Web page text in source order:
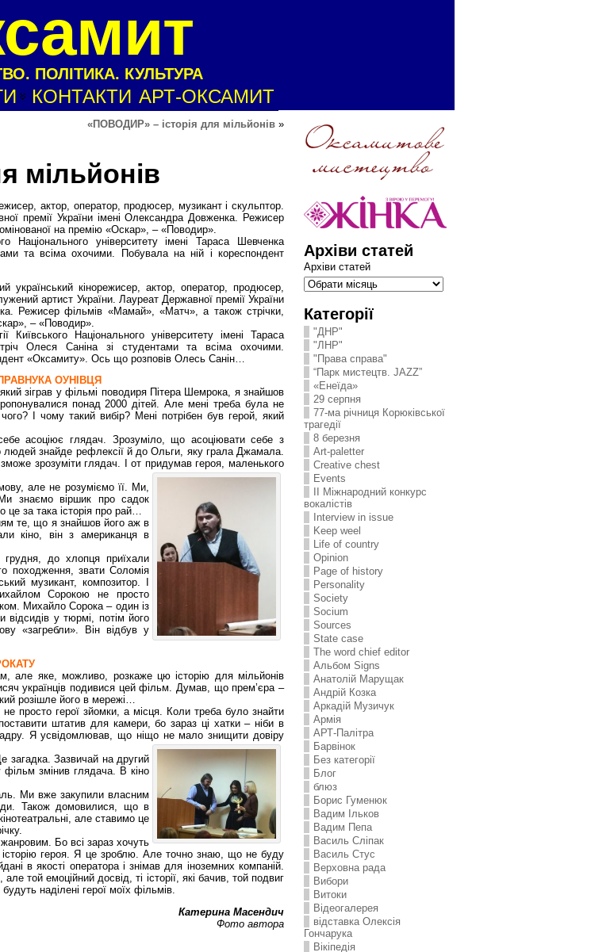
ПОЛІТИКА. КУЛЬТУРА
КОНТАКТИ АРТ-ОКСАМИТ
«ПОВОДИР» – історія для мільйонів »
мільйонів
актор, оператор, продюсер, музикант і скульптор.
премії України імені Олександра Довженка. Режисер
на премію «Оскар», – «Поводир».
Національного університету імені Тараса Шевченка
та всіма охочими. Побувала на ній і кореспондент
український кінорежисер, актор, оператор, продюсер,
артист України. Лауреат Державної премії України
Режисер фільмів «Мамай», «Матч», а також стрічки,
– «Поводир».
Національного університету імені Тараса
Олеся Саніна зі студентами та всіма охочими.
«Оксамиту». Ось що розповів Олесь Санін…
ОУНІВЦЯ
зіграв у фільмі поводиря Пітера Шемрока, я знайшов
понад 2000 дітей. Але мені треба була не
І чому такий вибір? Мені потрібен був герой, який
асоціює глядач. Зрозуміло, що асоціювати себе з
знайде рефлексії й до Ольги, яку грала Джамала.
зрозуміти глядач. І от придумав героя, маленького
але не розуміємо її. Ми,
знаємо віршик про садок
це за така історія про рай…
те, що я знайшов його аж в
кіно, він з американця в
грудня, до хлопця приїхали
походження, звати Соломія
музикант, композитор. І
Сорокою не просто
Михайло Сорока – один із
відсидів у тюрмі, потім його
«загребли». Він відбув у
але яке, можливо, розкаже цю історію для мільйонів
українців подивися цей фільм. Думав, що прем’єра –
розішле його в мережі…
просто герої зйомки, а місця. Коли треба було знайти
штатив для камери, бо зараз ці хатки – ніби в
Я усвідомлював, що ніщо не мало знищити довіру
загадка. Зазвичай на другий
змінив глядача. В кіно
Ми вже закупили власним
Також домовилися, що в
але ставимо це
Бо всі зараз хочуть
історію героя. Я це зроблю. Але точно знаю, що не буду
в якості оператора і знімав для іноземних компаній.
той емоційний досвід, ті історії, які бачив, той подвиг
наділені герої моїх фільмів.
Катерина Масендич
Фото автора
Архіви статей
Архіви статей
Категорії
"ДНР"
"ЛНР"
"Права справа"
“Парк мистецтв. JAZZ”
«Енеїда»
29 серпня
77-ма річниця Корюківської
трагедії
8 березня
Art-paletter
Creative chest
Events
II Міжнародний конкурс
вокалістів
Interview in issue
Keep weel
Life of country
Opinion
Page of history
Personality
Society
Socium
Sources
State case
The word chief editor
Альбом Signs
Анатолій Марущак
Андрій Козка
Аркадій Музичук
Армія
АРТ-Палітра
Барвінок
Без категорії
Блог
блюз
Борис Гуменюк
Вадим Ільков
Вадим Пепа
Василь Сліпак
Василь Стус
Верховна рада
Вибори
Витоки
Відеогалерея
відставка Олексія
Гончарука
Вікіпедія